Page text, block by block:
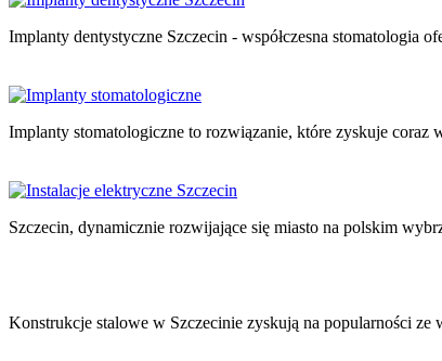
Implanty dentystyczne Szczecin - współczesna stomatologia
Implanty stomatologiczne to rozwiązanie, które zyskuje
Szczecin, dynamicznie rozwijające się miasto na polskim
Konstrukcje stalowe w Szczecinie zyskują na popularności
wpisu